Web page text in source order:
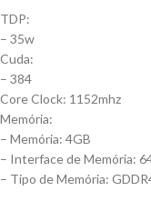
TDP:
– 35w
Cuda:
– 384
Core Clock: 1152mhz
Memória:
– Memória: 4GB
– Interface de Memória:
– Tipo de Memória: